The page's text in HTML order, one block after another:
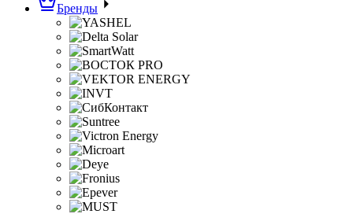
Бренды